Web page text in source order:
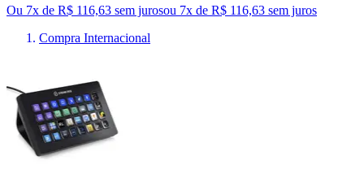
Ou 7x de R$ 116,63 sem jurosou 7x de R$ 116,63 sem juros
Compra Internacional